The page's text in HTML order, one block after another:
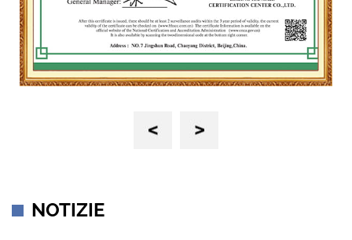
Previous Next
NOTIZIE